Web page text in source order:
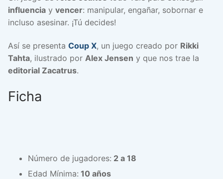
influencia y vencer: manipular, engañar, sobornar e
incluso asesinar. ¡Tú decides!
Así se presenta Coup X, un juego creado por Rikki
Tahta, ilustrado por Alex Jensen y que nos trae la
editorial Zacatrus.
Ficha
Número de jugadores: 2 a 18
Edad Mínima: 10 años